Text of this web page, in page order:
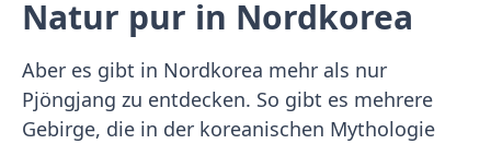
Natur pur in Nordkorea
Aber es gibt in Nordkorea mehr als nur
Pjöngjang zu entdecken. So gibt es mehrere
Gebirge, die in der koreanischen Mythologie